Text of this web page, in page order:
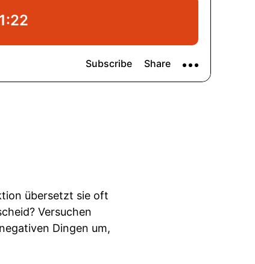
übersetzt sie oft
Versuchen
Dingen um,